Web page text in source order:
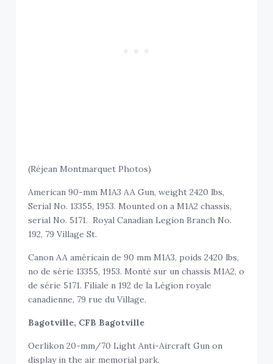
(Réjean Montmarquet Photos)
American 90-mm M1A3 AA Gun, weight 2420 lbs,
Serial No. 13355, 1953. Mounted on a M1A2 chassis,
serial No. 5171. Royal Canadian Legion Branch No.
192, 79 Village St.
Canon AA américain de 90 mm M1A3, poids 2420 lbs,
no de série 13355, 1953. Monté sur un chassis M1A2, o
de série 5171. Filiale n 192 de la Légion royale
canadienne, 79 rue du Village.
Bagotville, CFB Bagotville
Oerlikon 20-mm/70 Light Anti-Aircraft Gun on
display in the air memorial park.